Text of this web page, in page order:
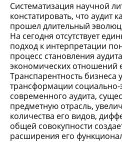
Систематизация научной
констатировать, что аудит
прошел длительный
На сегодня отсутствует
подход к интерпретации
процесс становления
экономических отношений
Транспарентность бизнеса
трансформации
современного аудита,
предметную отрасль,
количества его видов,
общей совокупности
расширения его